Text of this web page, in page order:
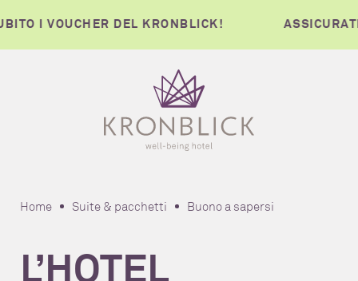
I VOUCHER DEL KRONBLICK!
Home Suite & pacchetti Buono a sapersi
L’HOTEL